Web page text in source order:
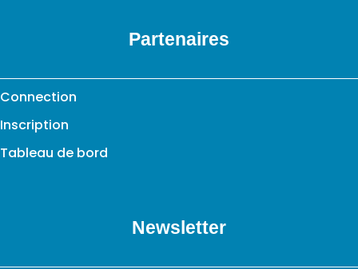
Partenaires
Connection
Inscription
Tableau de bord
Newsletter